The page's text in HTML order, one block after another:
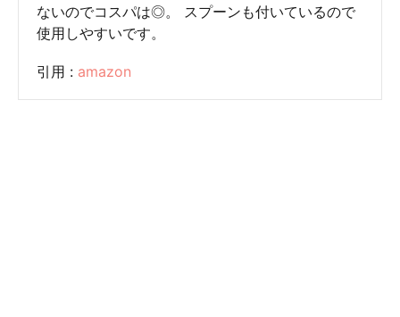
ないのでコスパは◎。 スプーンも付いているので
使用しやすいです。
引用 : amazon